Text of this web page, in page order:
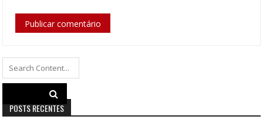
Search
for:
POSTS RECENTES